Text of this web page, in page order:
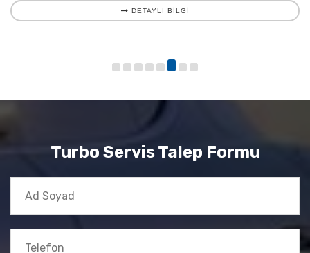
DETAYLI BILGI
Turbo Servis Talep Formu